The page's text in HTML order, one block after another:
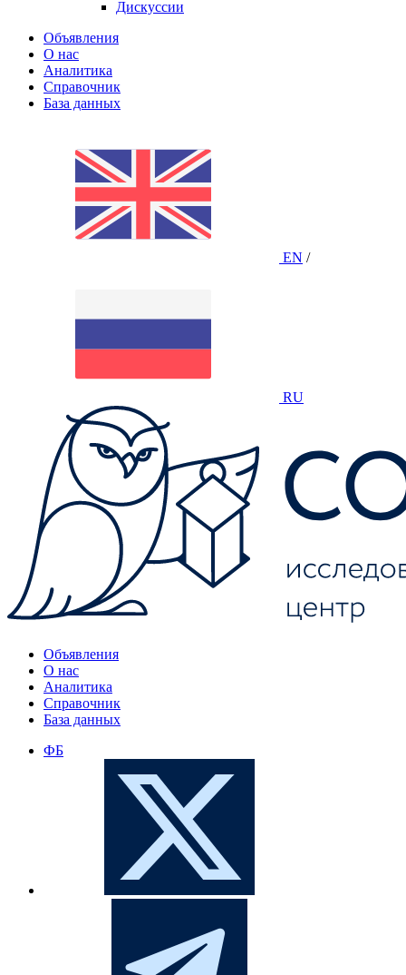
Дискуссии
Объявления
О нас
Аналитика
Справочник
База данных
EN /
RU
Объявления
О нас
Аналитика
Справочник
База данных
ФБ